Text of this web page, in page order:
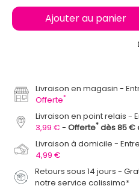
Ajouter au panier
Livraison en magasin
Offerte*
Livraison en point relais
3,99 €
Offerte* dès 85 €
Livraison à domicile
4,99 €
Retours sous 14 jours -
notre service colissimo*